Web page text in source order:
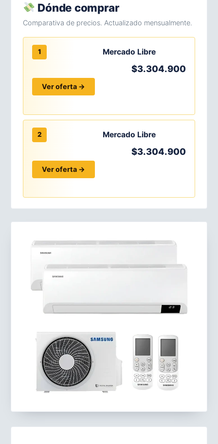
Dónde comprar
Comparativa de precios. Actualizado mensualmente.
1 Mercado Libre
$3.304.900
Ver oferta →
2 Mercado Libre
$3.304.900
Ver oferta →